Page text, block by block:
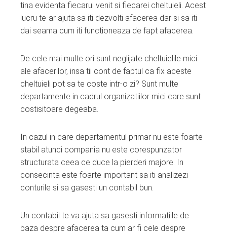
tina evidenta fiecarui venit si fiecarei cheltuieli. Acest
lucru te-ar ajuta sa iti dezvolti afacerea dar si sa iti
dai seama cum iti functioneaza de fapt afacerea.
De cele mai multe ori sunt neglijate cheltuielile mici
ale afacerilor, insa tii cont de faptul ca fix aceste
cheltuieli pot sa te coste intr-o zi? Sunt multe
departamente in cadrul organizatiilor mici care sunt
costisitoare degeaba.
In cazul in care departamentul primar nu este foarte
stabil atunci compania nu este corespunzator
structurata ceea ce duce la pierderi majore. In
consecinta este foarte important sa iti analizezi
conturile si sa gasesti un contabil bun.
Un contabil te va ajuta sa gasesti informatiile de
baza despre afacerea ta cum ar fi cele despre